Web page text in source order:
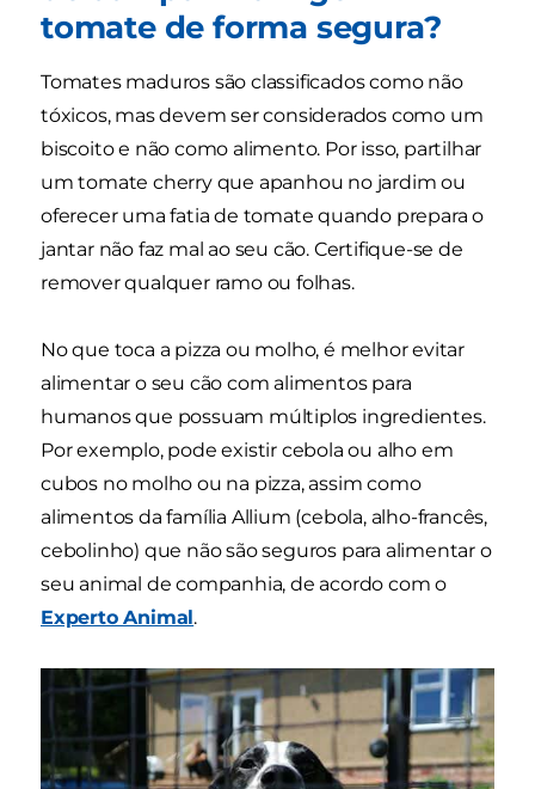
tomate de forma segura?
Tomates maduros são classificados como não
tóxicos, mas devem ser considerados como um
biscoito e não como alimento. Por isso, partilhar
um tomate cherry que apanhou no jardim ou
oferecer uma fatia de tomate quando prepara o
jantar não faz mal ao seu cão. Certifique-se de
remover qualquer ramo ou folhas.
No que toca a pizza ou molho, é melhor evitar
alimentar o seu cão com alimentos para
humanos que possuam múltiplos ingredientes.
Por exemplo, pode existir cebola ou alho em
cubos no molho ou na pizza, assim como
alimentos da família Allium (cebola, alho-francês,
cebolinho) que não são seguros para alimentar o
seu animal de companhia, de acordo com o
Experto Animal.